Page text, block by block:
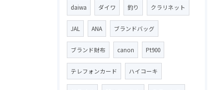
daiwa ダイワ 釣り クラリネット
JAL ANA ブランドバッグ
ブランド財布 canon Pt900
テレフォンカード ハイコーキ